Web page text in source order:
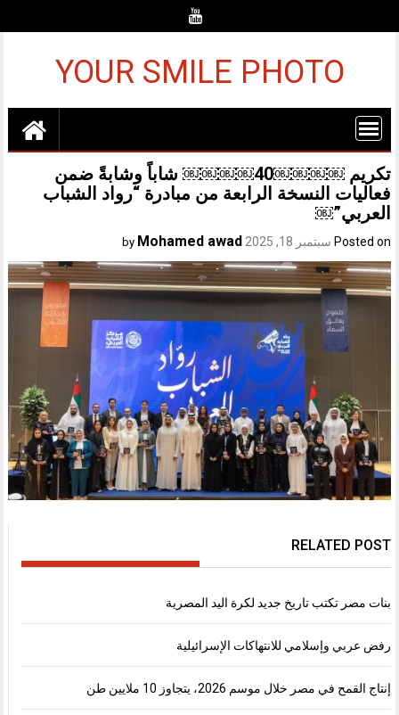
YOUR SMILE PHOTO
تكريم ￼￼￼￼40￼￼￼￼ شاباً وشابةً ضمن
فعاليات النسخة الرابعة من مبادرة “رواد الشباب
العربي”￼
Posted on سبتمبر 18, 2025 Mohamed awad
RELATED POST
بنات مصر تكتب تاريخ جديد لكرة اليد المصرية
رفض عربي وإسلامي للانتهاكات الإسرائيلية
إنتاج القمح في مصر خلال موسم 2026، يتجاوز 10 ملايين طن